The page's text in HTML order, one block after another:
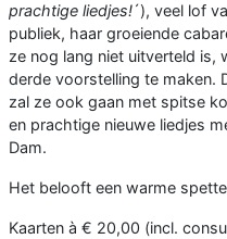
prachtige liedjes!´), veel lof
publiek, haar groeiende
ze nog lang niet uitverteld is,
derde voorstelling te maken.
zal ze ook gaan met spitse
en prachtige nieuwe liedjes
Dam.
Het belooft een warme
Kaarten à € 20,00 (incl.